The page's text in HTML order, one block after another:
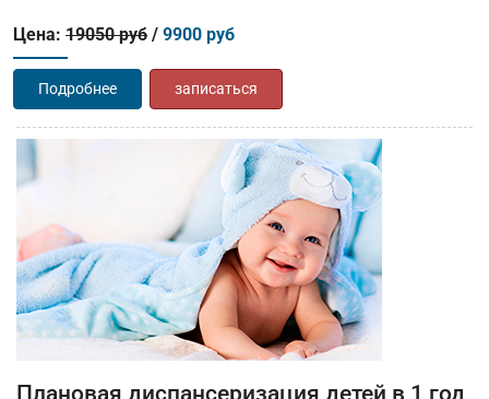
Цена: 19050 руб / 9900 руб
Подробнее записаться
Плановая диспансеризация детей в 1 год